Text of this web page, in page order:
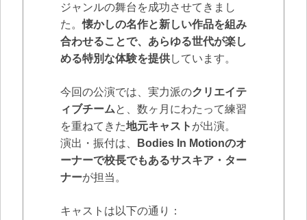
ジャンルの舞台を成功させてきまし
た。懐かしの名作と新しい作品を組み
合わせることで、あらゆる世代が楽し
める特別な体験を提供しています。
今回の公演では、実力派のクリエイテ
ィブチームと、数ヶ月にわたって練習
を重ねてきた地元キャスト が出演。
演出・振付は、
Bodies In Motionのオ
ーナーで校長でもあるサスキア・ター
ナーが担当。
キャストは以下の通り：